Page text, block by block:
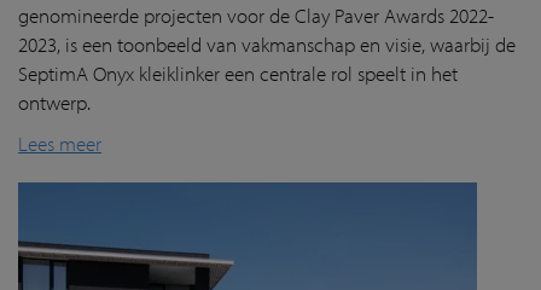
genomineerde projecten voor de Clay Paver Awards 2022-
2023, is een toonbeeld van vakmanschap en visie, waarbij de
SeptimA Onyx kleiklinker een centrale rol speelt in het
ontwerp.
Lees meer